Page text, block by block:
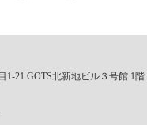
1-21 GOTS北新地ビル３号館 1階